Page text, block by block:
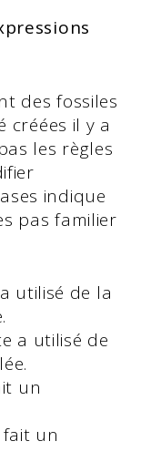
des fossiles
créées il y a
les règles
indique
pas familier
utilisé de la
a utilisé de
un
un